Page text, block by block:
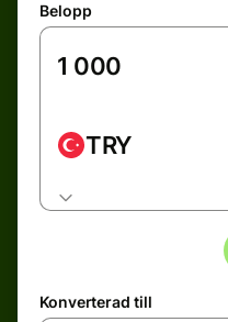
Belopp
TRY
Konverterad till